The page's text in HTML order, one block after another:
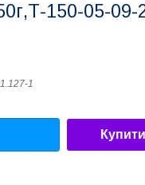
150-05-
1